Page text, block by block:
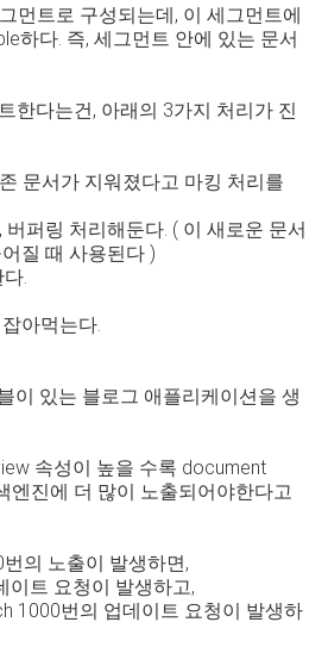
먼트로 구성되는데, 이 세그먼트에
하다. 즉, 세그먼트 안에 있는 문서
한다는건, 아래의 3가지 처리가 진
문서가 지워졌다고 마킹 처리를
퍼링 처리해둔다. ( 이 새로운 문서
질 때 사용된다 )
.
아먹는다.
이 있는 블로그 애플리케이션을 생
속성이 높을 수록 document
엔진에 더 많이 노출되어야한다고
의 노출이 발생하면,
이트 요청이 발생하고,
1000번의 업데이트 요청이 발생하